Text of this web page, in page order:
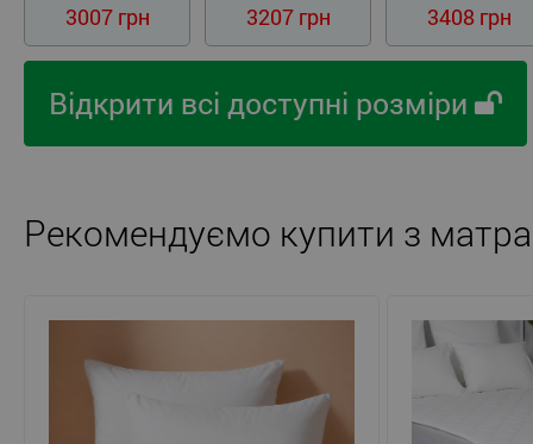
3007 грн 3207 грн 3408 грн
Відкрити всі доступні розміри
Рекомендуємо купити з